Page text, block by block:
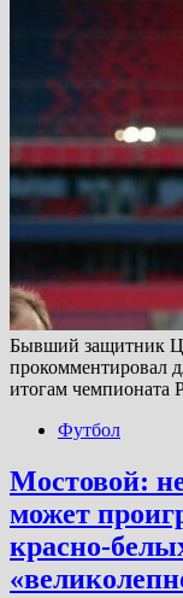
Бывший защитник
прокомментировал
итогам чемпионата
Футбол
Мостовой:
может
красно-